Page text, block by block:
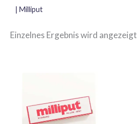
| Milliput
Einzelnes Ergebnis wird angezeigt